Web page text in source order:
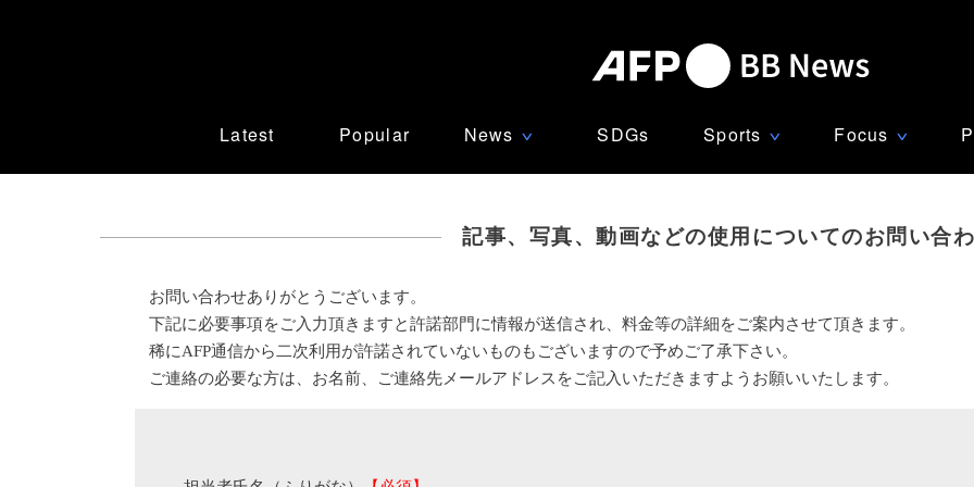
Latest Popular News ∨ SDGs Sports ∨ Focus ∨
記事、写真、動画などの使用についてのお問い合
お問い合わせありがとうございます。
下記に必要事項をご入力頂きますと許諾部門に情報が送信され、料金等の詳細をご案内させて頂きます。
稀にAFP通信から二次利用が許諾されていないものもございますので予めご了承下さい。
ご連絡の必要な方は、お名前、ご連絡先メールアドレスをご記入いただきますようお願いいたします。